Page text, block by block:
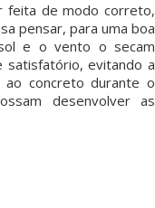
feita de modo correto,
pensar, para uma boa
e o vento o secam
satisfatório, evitando a
ao concreto durante o
desenvolver as